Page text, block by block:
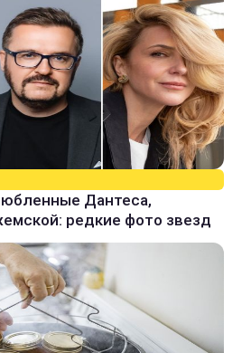
Дантеса,
редкие фото звезд